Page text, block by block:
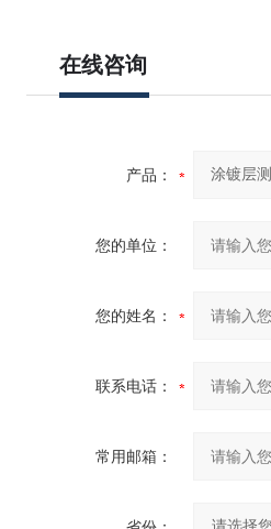
在线咨询
产品：
您的单位：
您的姓名：
联系电话：
常用邮箱：